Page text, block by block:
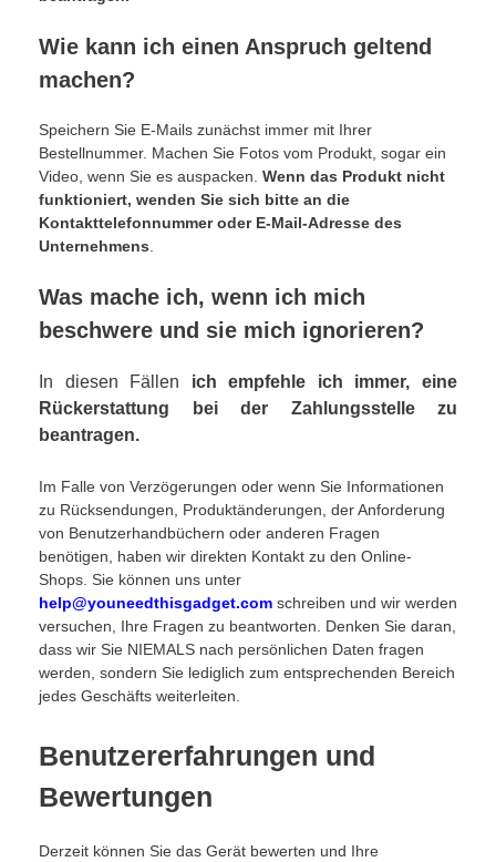
Wie kann ich einen Anspruch geltend
machen?
Speichern Sie E-Mails zunächst immer mit Ihrer
Bestellnummer. Machen Sie Fotos vom Produkt, sogar ein
Video, wenn Sie es auspacken. Wenn das Produkt nicht
funktioniert, wenden Sie sich bitte an die
Kontakttelefonnummer oder E-Mail-Adresse des
Unternehmens.
Was mache ich, wenn ich mich
beschwere und sie mich ignorieren?
In diesen Fällen ich empfehle ich immer, eine
Rückerstattung bei der Zahlungsstelle zu
beantragen.
Im Falle von Verzögerungen oder wenn Sie Informationen
zu Rücksendungen, Produktänderungen, der Anforderung
von Benutzerhandbüchern oder anderen Fragen
benötigen, haben wir direkten Kontakt zu den Online-
Shops. Sie können uns unter
help@youneedthisgadget.com schreiben und wir werden
versuchen, Ihre Fragen zu beantworten. Denken Sie daran,
dass wir Sie NIEMALS nach persönlichen Daten fragen
werden, sondern Sie lediglich zum entsprechenden Bereich
jedes Geschäfts weiterleiten.
Benutzererfahrungen und
Bewertungen
Derzeit können Sie das Gerät bewerten und Ihre